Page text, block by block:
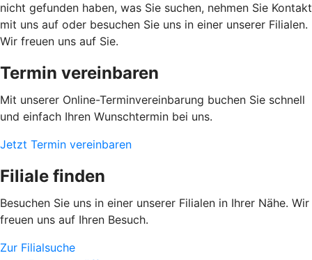
nicht gefunden haben, was Sie suchen, nehmen Sie Kontakt
mit uns auf oder besuchen Sie uns in einer unserer Filialen.
Wir freuen uns auf Sie.
Termin vereinbaren
Mit unserer Online-Terminvereinbarung buchen Sie schnell
und einfach Ihren Wunschtermin bei uns.
Jetzt Termin vereinbaren
Filiale finden
Besuchen Sie uns in einer unserer Filialen in Ihrer Nähe. Wir
freuen uns auf Ihren Besuch.
Zur Filialsuche